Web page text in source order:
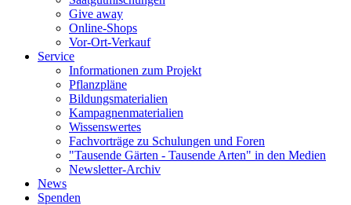
Give away
Online-Shops
Vor-Ort-Verkauf
Service
Informationen zum Projekt
Pflanzpläne
Bildungsmaterialien
Kampagnenmaterialien
Wissenswertes
Fachvorträge zu Schulungen und Foren
"Tausende Gärten - Tausende Arten" in den Medien
Newsletter-Archiv
News
Spenden